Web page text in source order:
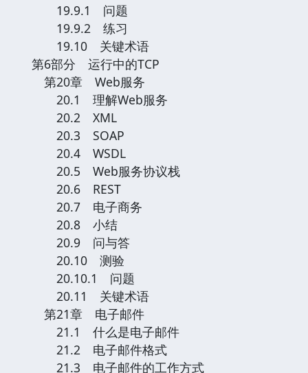
19.9.1 问题
19.9.2 练习
19.10 关键术语
第6部分 运行中的TCP
第20章 Web服务
20.1 理解Web服务
20.2 XML
20.3 SOAP
20.4 WSDL
20.5 Web服务协议栈
20.6 REST
20.7 电子商务
20.8 小结
20.9 问与答
20.10 测验
20.10.1 问题
20.11 关键术语
第21章 电子邮件
21.1 什么是电子邮件
21.2 电子邮件格式
21.3 电子邮件的工作方式